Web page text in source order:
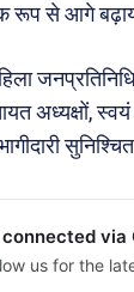
रूप से आगे
अध्यक्षों,
via
us for the